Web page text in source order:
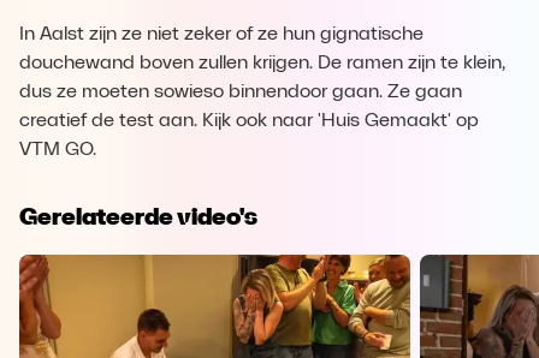
In Aalst zijn ze niet zeker of ze hun gignatische
douchewand boven zullen krijgen. De ramen zijn te klein,
dus ze moeten sowieso binnendoor gaan. Ze gaan
creatief de test aan. Kijk ook naar 'Huis Gemaakt' op
VTM GO.
Gerelateerde video's